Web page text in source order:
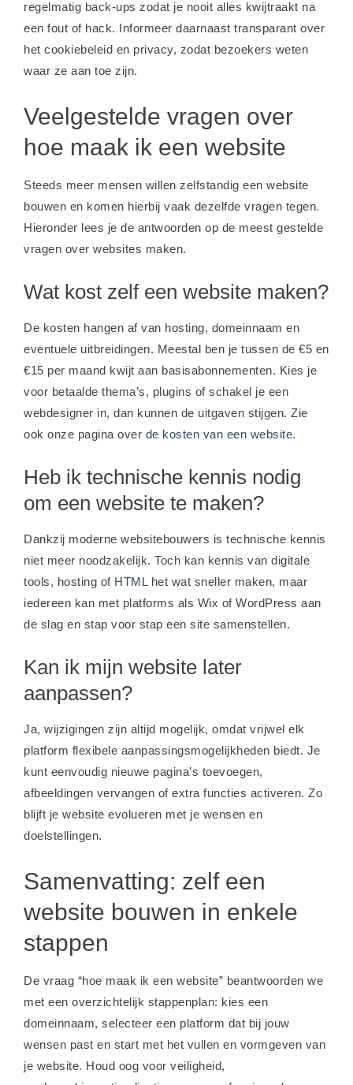
regelmatig back-ups zodat je nooit alles kwijtraakt na
een fout of hack. Informeer daarnaast transparant over
het cookiebeleid en privacy, zodat bezoekers weten
waar ze aan toe zijn.
Veelgestelde vragen over
hoe maak ik een website
Steeds meer mensen willen zelfstandig een website
bouwen en komen hierbij vaak dezelfde vragen tegen.
Hieronder lees je de antwoorden op de meest gestelde
vragen over websites maken.
Wat kost zelf een website maken?
De kosten hangen af van hosting, domeinnaam en
eventuele uitbreidingen. Meestal ben je tussen de €5 en
€15 per maand kwijt aan basisabonnementen. Kies je
voor betaalde thema’s, plugins of schakel je een
webdesigner in, dan kunnen de uitgaven stijgen. Zie
ook onze pagina over de kosten van een website.
Heb ik technische kennis nodig
om een website te maken?
Dankzij moderne websitebouwers is technische kennis
niet meer noodzakelijk. Toch kan kennis van digitale
tools, hosting of HTMLhet wat sneller maken, maar
iedereen kan met platforms als Wix of WordPress aan
de slag en stap voor stap een site samenstellen.
Kan ik mijn website later
aanpassen?
Ja, wijzigingen zijn altijd mogelijk, omdat vrijwel elk
platform flexibele aanpassingsmogelijkheden biedt. Je
kunt eenvoudig nieuwe pagina’s toevoegen,
afbeeldingen vervangen of extra functies activeren. Zo
blijft je website evolueren met je wensen en
doelstellingen.
Samenvatting: zelf een
website bouwen in enkele
stappen
De vraag “hoe maak ik een website” beantwoorden we
met een overzichtelijk stappenplan: kies een
domeinnaam, selecteer een platform dat bij jouw
wensen past en start met het vullen en vormgeven van
je website. Houd oog voor veiligheid,